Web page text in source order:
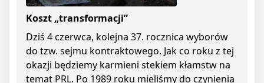
Koszt „transformacji”
Dziś 4 czerwca, kolejna 37. rocznica wyborów
do tzw. sejmu kontraktowego. Jak co roku z tej
okazji będziemy karmieni stekiem kłamstw na
temat PRL. Po 1989 roku mieliśmy do czynienia